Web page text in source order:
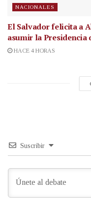
NACIONALES
El Salvador felicita a
asumir la Presidencia
HACE 4 HORAS
Suscribir